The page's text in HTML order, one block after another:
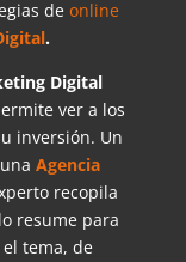
de online
.
Digital
ver a los
inversión. Un
Agencia
recopila
resume para
tema, de